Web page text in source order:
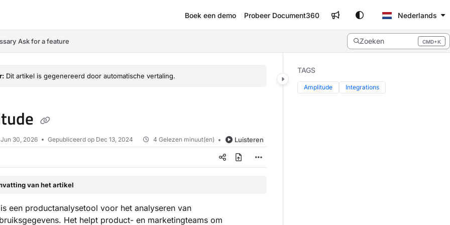
Boek een demo Probeer Document360 Nederlands
Ask for a feature Zoeken CMD+K
Press CMD+K to open search
Dit artikel is gegenereerd door automatische vertaling.
Jun 30, 2026 Gepubliceerd op Dec 13, 2024 4 Gelezen minuut(en) Luisteren
van het artikel
een productanalysetool voor het analyseren van
Het helpt product- en marketingteams om
TAGS
Amplitude Integrations